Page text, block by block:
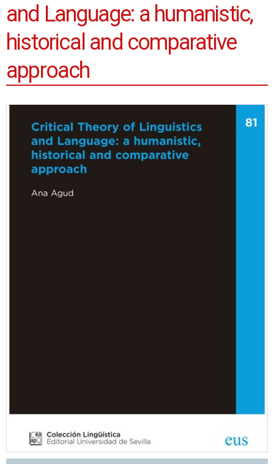
and Language: a humanistic,
historical and comparative
approach